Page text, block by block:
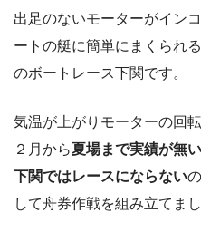
出足のないモーターがイン
ートの艇に簡単にまくられ
のボートレース下関です。
気温が上がりモーターの回
２月から夏場まで実績が無
下関ではレースにならない
して舟券作戦を組み立てまし